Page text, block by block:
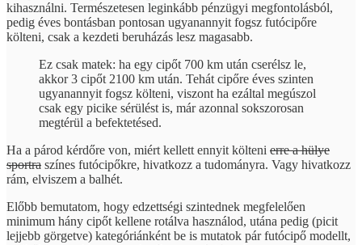
kihasználni. Természetesen leginkább pénzügyi megfontolásból,
pedig éves bontásban pontosan ugyanannyit fogsz futócipőre
költeni, csak a kezdeti beruházás lesz magasabb.
Ez csak matek: ha egy cipőt 700 km után cserélsz le,
akkor 3 cipőt 2100 km után. Tehát cipőre éves szinten
ugyanannyit fogsz költeni, viszont ha ezáltal megúszol
csak egy picike sérülést is, már azonnal sokszorosan
megtérül a befektetésed.
Ha a párod kérdőre von, miért kellett ennyit költeni erre a hülye
sportra színes futócipőkre, hivatkozz a tudományra. Vagy hivatkozz
rám, elviszem a balhét.
Előbb bemutatom, hogy edzettségi szintednek megfelelően
minimum hány cipőt kellene rotálva használod, utána pedig (picit
lejjebb görgetve) kategóriánként be is mutatok pár futócipő modellt,